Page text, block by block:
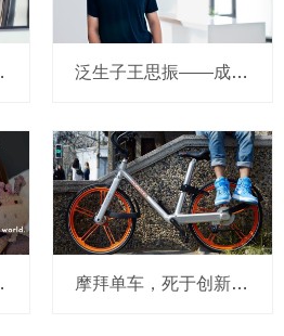
法化？ 泛生子王思振——成立两年，融资数亿，基因检测如何帮助人类战胜癌症？
喝吗？ 摩拜单车，死于创新的一百万种方式